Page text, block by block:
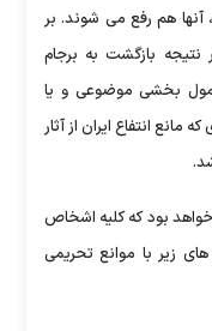
آنها هم رفع می شوند. بر
بازگشت به برجام
بخشی موضوعی و یا
انتفاع ایران از آثار
بود که کلیه اشخاص
زیر با موانع تحریمی